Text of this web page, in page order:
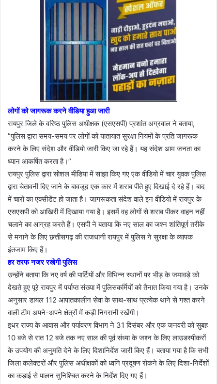
लोगों को जागरूक करने वीडिया हुआ जारी
रायपुर जिले के वरिष्ठ पुलिस अधीक्षक (एसएसपी) प्रशांत अग्रवाल ने बताया,
”पुलिस द्वारा समय-समय पर लोगों को यातायात सुरक्षा नियमों के प्रति जागरूक
करने के लिए संदेश और वीडियो जारी किए जा रहे हैं। यह संदेश आम जनता का
ध्यान आकर्षित करता है।”
रायपुर पुलिस द्वारा सोशल मीडिया में साझा किए गए एक वीडियो में चार युवक पुलिस
द्वारा चेतावनी दिए जाने के बावजूद एक कार में शराब पीते हुए दिखाई दे रहे हैं। बाद
में चारों का एक्सीडेंट हो जाता है। जागरूकता संदेश वाले इन वीडियो में रायपुर के
एसएसपी को आखिरी में दिखाया गया है। इसमें वह लोगों से शराब पीकर वाहन नहीं
चलाने का आग्रह करते हैं। एसपी ने बताया कि नए साल का जश्न शांतिपूर्ण तरीके
से मनाने के लिए छत्तीसगढ़ की राजधानी रायपुर में पुलिस ने सुरक्षा के व्यापक
इंतजाम किए हैं।
हर तरफ नजर रखेगी पुलिस
उन्होंने बताया कि नए वर्ष की पार्टियों और विभिन्न स्थानों पर भीड़ के जमावड़े को
देखते हुए पूरे रायपुर में पर्याप्त संख्या में पुलिसकर्मियों को तैनात किया गया है। उनके
अनुसार डायल 112 आपातकालीन सेवा के साथ-साथ प्रत्येक थाने से गश्त करने
वाली टीम अपने-अपने क्षेत्रों में कड़ी निगरानी रखेंगी।
इधर राज्य के आवास और पर्यावरण विभाग ने 31 दिसंबर और एक जनवरी को सुबह
10 बजे से रात 12 बजे तक नए साल की पूर्व संध्या के जश्न के लिए लाउडस्पीकरों
के उपयोग की अनुमति देने के लिए दिशानिर्देश जारी किए हैं। बताया गया है कि सभी
जिला कलेक्टरों और पुलिस अधीक्षकों को ध्वनि प्रदूषण रोकने के लिए दिशा-निर्देशों
का कड़ाई से पालन सुनिश्चित करने के निर्देश दिए गए हैं।